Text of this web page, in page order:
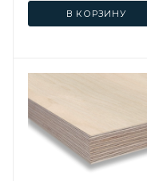
В КОРЗИНУ